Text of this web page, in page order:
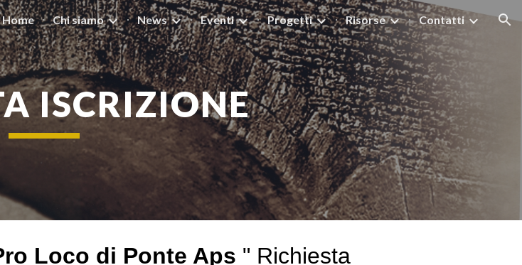
Skip to navigation
Home Chi siamo News Eventi Progetti Risorse Contatti
ISCRIZIONE